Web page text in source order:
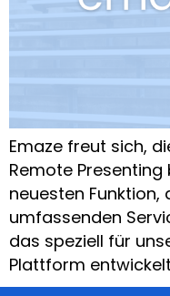
Emaze freut sich,
Remote
neuesten Funktion,
umfassenden
das speziell für
Plattform